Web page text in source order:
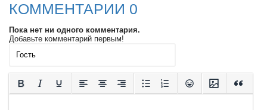
КОММЕНТАРИИ 0
Пока нет ни одного комментария.
Добавьте комментарий первым!